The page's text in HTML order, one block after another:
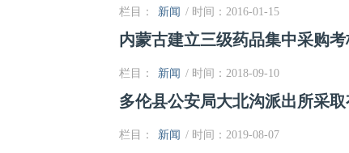
栏目： 新闻 / 时间：2016-01-15
内蒙古建立三级药品集中采购考
栏目： 新闻 / 时间：2018-09-10
多伦县公安局大北沟派出所采
栏目： 新闻 / 时间：2019-08-07